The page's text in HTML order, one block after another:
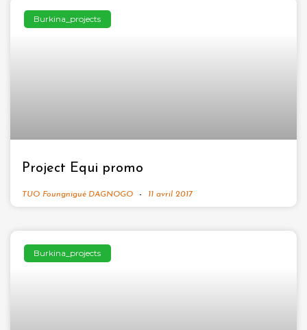
Burkina_projects
Project Equi promo
TUO Foungnigué DAGNOGO 11 avril 2017
Burkina_projects